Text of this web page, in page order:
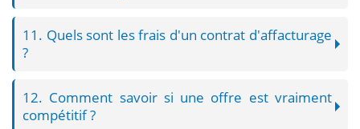
11. Quels sont les frais d'un contrat d'affacturage
?
12. Comment savoir si une offre est vraiment
compétitif ?